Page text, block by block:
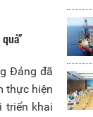
Đảng đã
thực hiện
triển khai